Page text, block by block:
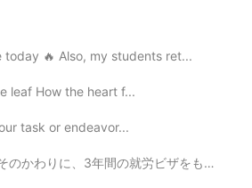
2020.07.09 03:24
🔥 Also, my students ret...
leaf How the heart f...
task or endeavor...
本に残る🇯🇵 ポケモンの新しい映画見られる 🤣 やった🤩